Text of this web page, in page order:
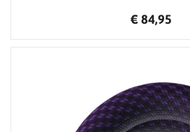
€ 84,95